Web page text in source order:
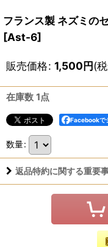
フランス製 ネズミの
[Ast-6]
販売価格: 1,500円(
在庫数 1点
Facebookで
数量:
返品特約に関する重要